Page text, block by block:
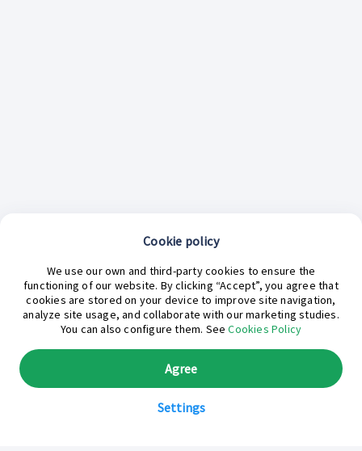
¿En qué podemos ayudarte hoy?
Cookie policy
We use our own and third-party cookies to ensure the
functioning of our website. By clicking “Accept”, you agree that
cookies are stored on your device to improve site navigation,
analyze site usage, and collaborate with our marketing studies.
You can also configure them. SeeCookies Policy
Settings
Agree